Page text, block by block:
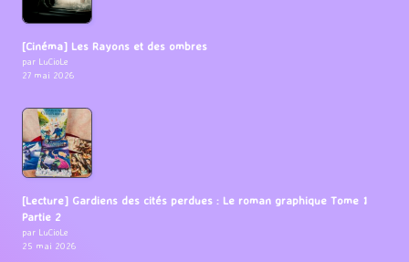
[Cinéma] Les Rayons et des ombres
par LuCioLe
27 mai 2026
[Lecture] Gardiens des cités perdues : Le roman graphique Tome 1
Partie 2
par LuCioLe
25 mai 2026